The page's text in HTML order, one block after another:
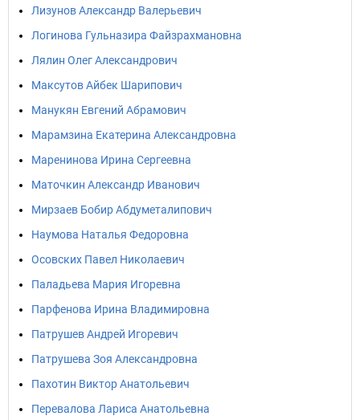
Лизунов Александр Валерьевич
Логинова Гульназира Файзрахмановна
Лялин Олег Александрович
Максутов Айбек Шарипович
Манукян Евгений Абрамович
Марамзина Екатерина Александровна
Маренинова Ирина Сергеевна
Маточкин Александр Иванович
Мирзаев Бобир Абдуметалипович
Наумова Наталья Федоровна
Осовских Павел Николаевич
Паладьева Мария Игоревна
Парфенова Ирина Владимировна
Патрушев Андрей Игоревич
Патрушева Зоя Александровна
Пахотин Виктор Анатольевич
Перевалова Лариса Анатольевна